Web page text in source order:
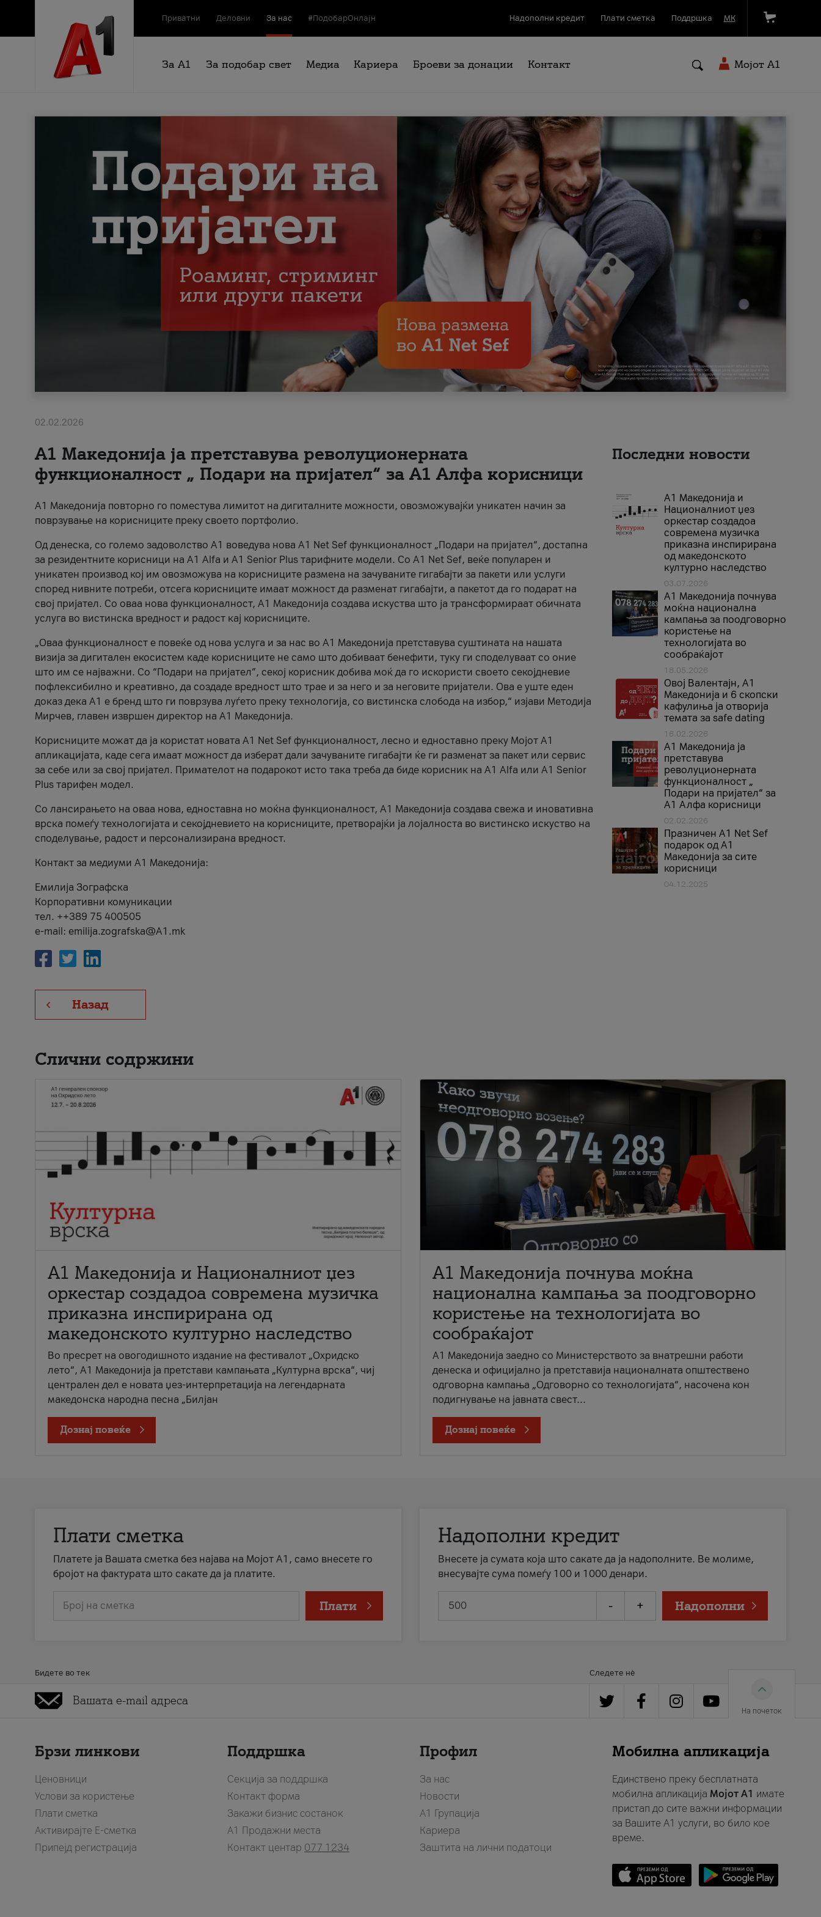
Приватни Деловни За нас #ПодобарОнлајн Надополни кредит Плати сметка Поддршка МК
За А1 За подобар свет Медиа Кариера Броеви за донации Контакт Мојот A1
02.02.2026
А1 Македонија ја претставува револуционерната
функционалност „ Подари на пријател“ за А1 Алфа корисници
А1 Македонија повторно го поместува лимитот на дигиталните можности, овозможувајќи уникатен начин за
поврзување на корисниците преку своето портфолио.
Од денеска, со големо задоволство А1 воведува нова A1 Net Sef функционалност „Подари на пријател“, достапна
за резидентните корисници на А1 Alfa и A1 Senior Plus тарифните модели. Со A1 Net Sef, веќе популарен и
уникатен производ кој им овозможува на корисниците размена на зачуваните гигабајти за пакети или услуги
според нивните потреби, отсега корисниците имаат можност да разменат гигабајти, а пакетот да го подарат на
свој пријател. Со оваа нова функционалност, А1 Македонија создава искуства што ја трансформираат обичната
услуга во вистинска вредност и радост кај корисниците.
„Оваа функционалност е повеќе од нова услуга и за нас во А1 Македонија претставува суштината на нашата
визија за дигитален екосистем каде корисниците не само што добиваат бенефити, туку ги споделуваат со оние
што им се најважни. Со “Подари на пријател”, секој корисник добива моќ да го искористи своето секојдневие
пофлексибилно и креативно, да создаде вредност што трае и за него и за неговите пријатели. Ова е уште еден
доказ дека А1 е бренд што ги поврзува луѓето преку технологија, со вистинска слобода на избор,“ изјави Методија
Мирчев, главен извршен директор на А1 Македонија.
Корисниците можат да ја користат новата А1 Net Sef функционалност, лесно и едноставно преку Мојот А1
апликацијата, каде сега имаат можност да изберат дали зачуваните гигабајти ќе ги разменат за пакет или сервис
за себе или за свој пријател. Примателот на подарокот исто така треба да биде корисник на А1 Alfa или A1 Senior
Plus тарифен модел.
Со лансирањето на оваа нова, едноставна но моќна функционалност, А1 Македонија создава свежа и иновативна
врска помеѓу технологијата и секојдневието на корисниците, претворајќи ја лојалноста во вистинско искуство на
споделување, радост и персонализирана вредност.
Контакт за медиуми А1 Македонија:
Емилија Зографска
Корпоративни комуникации
тел. ++389 75 400505
e-mail: emilija.zografska@A1.mk
Назад
Последни новости
А1 Македонија и
Националниот џез
оркестар создадоа
современа музичка
приказна инспирирана
од македонското
културно наследство
03.07.2026
A1 Македонија почнува
моќна национална
кампања за поодговорно
користење на
технологијата во
сообраќајот
18.05.2026
Овој Валентајн, A1
Македонија и 6 скопски
кафулиња ја отворија
темата за safe dating
16.02.2026
А1 Македонија ја
претставува
револуционерната
функционалност „
Подари на пријател“ за
А1 Алфа корисници
02.02.2026
Празничен A1 Net Sеf
подарок од А1
Македонија за сите
корисници
04.12.2025
Слични содржини
А1 Македонија и Националниот џез
оркестар создадоа современа музичка
приказна инспирирана од
македонското културно наследство
Во пресрет на овогодишното издание на фестивалот „Охридско
лето“, А1 Македонија ја претстави кампањата „Културна врска“, чиј
централен дел е новата џез-интерпретација на легендарната
македонска народна песна „Билјан
Дознај повеќе
A1 Македонија почнува моќна
национална кампања за поодговорно
користење на технологијата во
сообраќајот
A1 Македонија заедно со Министерството за внатрешни работи
денеска и официјално ја претставија националната општествено
одговорна кампања „Одговорно со технологијата“, насочена кон
подигнување на јавната свест...
Дознај повеќе
Плати сметка
Платете ја Вашата сметка без најава на Мојот А1, само внесете го
бројот на фактурата што сакате да ја платите.
Број на сметка Плати
Надополни кредит
Внесете ја сумата која што сакате да ја надополните. Ве молиме,
внесувајте сума помеѓу 100 и 1000 денари.
- + Надополни
Бидете во тек Следете нè
На почеток
Брзи линкови
Ценовници
Услови за користење
Плати сметка
Активирајте Е-сметка
Припејд регистрација
Поддршка
Секција за поддршка
Контакт форма
Закажи бизнис состанок
A1 Продажни места
Контакт центар 077 1234
Профил
За нас
Новости
А1 Групација
Кариера
Заштита на лични податоци
Мобилна апликација
Единствено преку бесплатната
мобилна апликација Мојот A1 имате
пристап до сите важни информации
за Вашите A1 услуги, во било кое
време.